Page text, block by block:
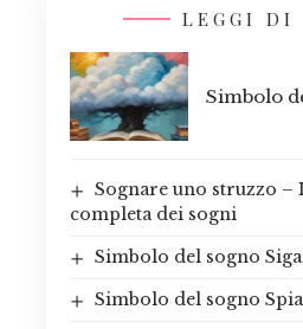
LEGGI DI
Simbolo
Sognare uno struzzo
completa dei sogni
Simbolo del sogno
Simbolo del sogno